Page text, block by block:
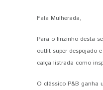
Fala Mulherada,
Para o finzinho desta
outfit super despojado
calça listrada como
O clássico P&B ganha